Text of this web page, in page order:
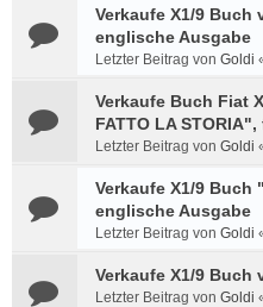
Verkaufe X1/9 Buch
englische Ausgabe
Letzter Beitrag von Goldi
Verkaufe Buch Fiat
FATTO LA
Letzter Beitrag von Goldi
Verkaufe X1/9 Buch
englische Ausgabe
Letzter Beitrag von Goldi
Verkaufe X1/9 Buch
Letzter Beitrag von Goldi